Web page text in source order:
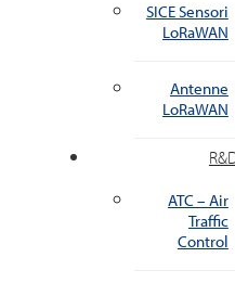
SICE Sensori
LoRaWAN
Antenne
LoRaWAN
ATC – Air
Traffic
Control